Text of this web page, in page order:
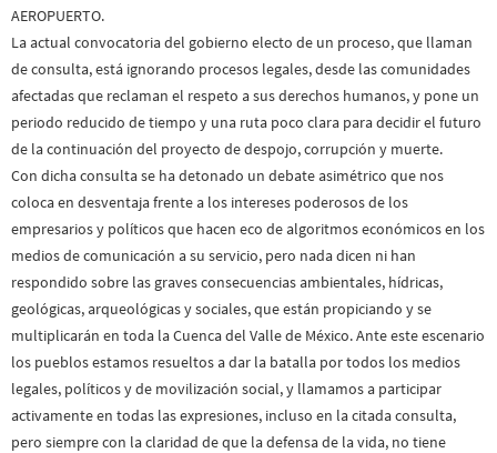
AEROPUERTO.
La actual convocatoria del gobierno electo de un proceso, que llaman
de consulta, está ignorando procesos legales, desde las comunidades
afectadas que reclaman el respeto a sus derechos humanos, y pone un
periodo reducido de tiempo y una ruta poco clara para decidir el futuro
de la continuación del proyecto de despojo, corrupción y muerte.
Con dicha consulta se ha detonado un debate asimétrico que nos
coloca en desventaja frente a los intereses poderosos de los
empresarios y políticos que hacen eco de algoritmos económicos en los
medios de comunicación a su servicio, pero nada dicen ni han
respondido sobre las graves consecuencias ambientales, hídricas,
geológicas, arqueológicas y sociales, que están propiciando y se
multiplicarán en toda la Cuenca del Valle de México. Ante este escenario
los pueblos estamos resueltos a dar la batalla por todos los medios
legales, políticos y de movilización social, y llamamos a participar
activamente en todas las expresiones, incluso en la citada consulta,
pero siempre con la claridad de que la defensa de la vida, no tiene